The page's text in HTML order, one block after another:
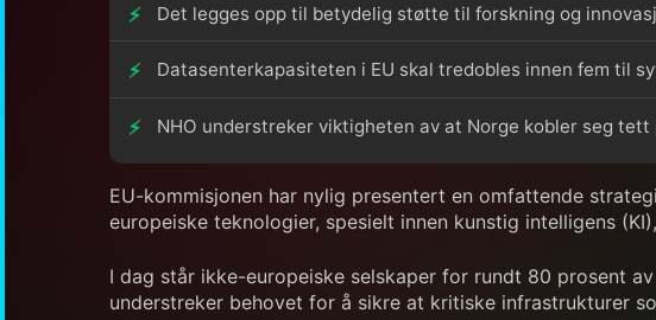
Det legges opp til betydelig støtte til forskning og
Datasenterkapasiteten i EU skal tredobles innen fem til
NHO understreker viktigheten av at Norge kobler seg
EU-kommisjonen har nylig presentert en omfattende
europeiske teknologier, spesielt innen kunstig intelligens
I dag står ikke-europeiske selskaper for rundt 80 prosent
understreker behovet for å sikre at kritiske infrastrukturer